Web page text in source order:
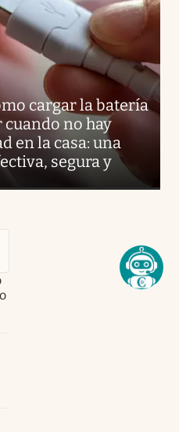
cargar la batería
cuando no hay
en la casa: una
segura y